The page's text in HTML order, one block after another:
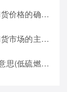
格的确定)
都是什么样的)
制是什么意思啊)